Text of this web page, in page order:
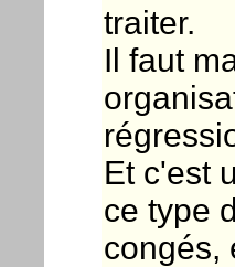
traiter.
Il faut
Et c'est
ce type
congés,